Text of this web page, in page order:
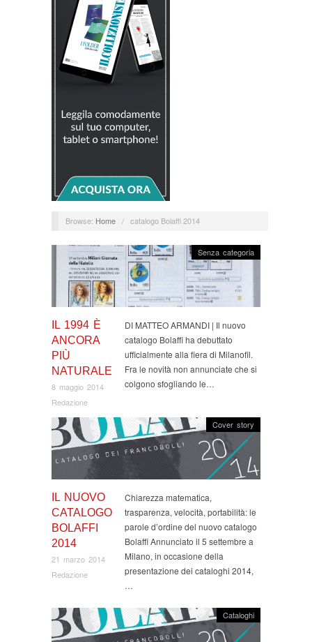
Browse: Home / catalogo Bolaffi 2014
IL 1994 È
ANCORA
PIÙ
NATURALE
8 maggio 2014
Redazione
Senza categoria
DI MATTEO ARMANDI | Il nuovo
catalogo Bolaffi ha debuttato
ufficialmente alla fiera di Milanofil.
Fra le novità non annunciate che si
colgono sfogliando le…
IL NUOVO
CATALOGO
BOLAFFI
2014
21 marzo 2014
Redazione
Cover story
Chiarezza matematica,
trasparenza, velocità, portabilità: le
parole d’ordine del nuovo catalogo
Bolaffi Annunciato il 5 settembre a
Milano, in occasione della
presentazione dei cataloghi 2014,
…
Cataloghi